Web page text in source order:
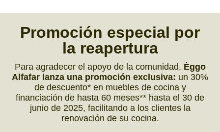
Promoción especial por
la reapertura
Para agradecer el apoyo de la comunidad, Èggo
Alfafar lanza una promoción exclusiva: un 30%
de descuento* en muebles de cocina y
financiación de hasta 60 meses** hasta el 30 de
junio de 2025, facilitando a los clientes la
renovación de su cocina.